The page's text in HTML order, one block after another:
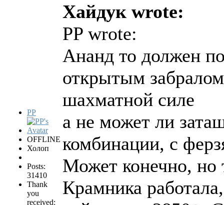
PP
OFFLINE
Холоп
Posts:
31410
Thank
you
received:
Хайдук wrote:
PP wrote:
Ананд то должен
открытым
шахматной силе
а не может ли
комбинации, с
Может конечно, но
Крамника